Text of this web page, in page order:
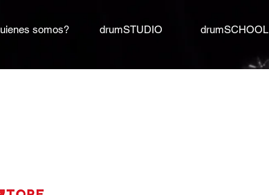
somos? drumSTUDIO drumSCHOOL